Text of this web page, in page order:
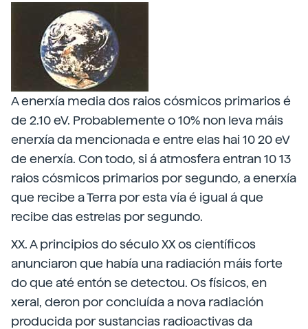
A enerxía media dos raios cósmicos primarios é
de 2.10 eV. Probablemente o 10% non leva máis
enerxía da mencionada e entre elas hai 10 20 eV
de enerxía. Con todo, si á atmosfera entran 10 13
raios cósmicos primarios por segundo, a enerxía
que recibe a Terra por esta vía é igual á que
recibe das estrelas por segundo.
XX. A principios do século XX os científicos
anunciaron que había una radiación máis forte
do que até entón se detectou. Os físicos, en
xeral, deron por concluída a nova radiación
producida por sustancias radioactivas da